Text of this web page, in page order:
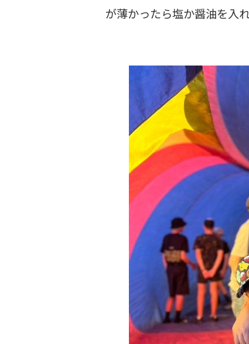
が薄かったら塩か醤油を入